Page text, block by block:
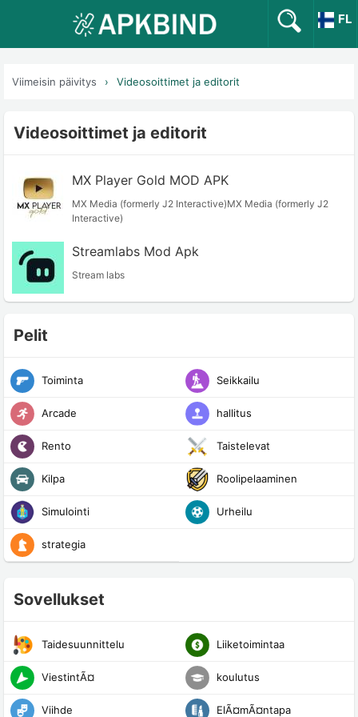
FL
Viimeisin päivitys Videosoittimet ja editorit
Videosoittimet ja editorit
MX Player Gold MOD APK
MX Media (formerly J2 Interactive)MX Media (formerly J2
Interactive)
Streamlabs Mod Apk
Stream labs
Pelit
Toiminta Seikkailu
Arcade hallitus
Rento Taistelevat
Kilpa Roolipelaaminen
Simulointi Urheilu
strategia
Sovellukset
Taidesuunnittelu Liiketoimintaa
ViestintÃ¤ koulutus
Viihde ElÃ¤mÃ¤ntapa